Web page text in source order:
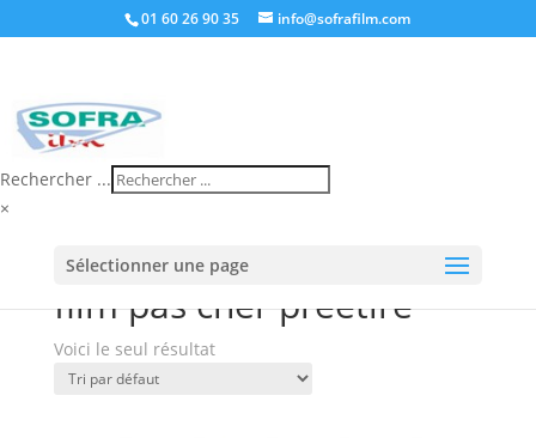
01 60 26 90 35 info@sofrafilm.com
Rechercher ...
×
Sélectionner une page
préétiré”
film pas cher préétiré
Voici le seul résultat